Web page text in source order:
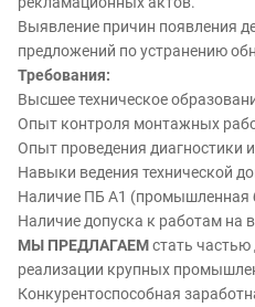
Выявление причин появления
предложений по устранению
Требования:
Высшее техническое
Опыт контроля монтажных
Опыт проведения диагностики
Навыки ведения технической
Наличие ПБ А1 (промышленная
Наличие допуска к работам на
МЫ ПРЕДЛАГАЕМстать
реализации крупных
Конкурентоспособная